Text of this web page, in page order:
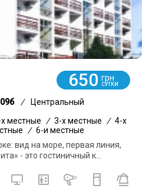
650 грн
СУТКИ
/
Центральный
местные / 3-x местные / 4-x
/ 6-и местные
вид на море, первая линия,
- это гостиничный к...